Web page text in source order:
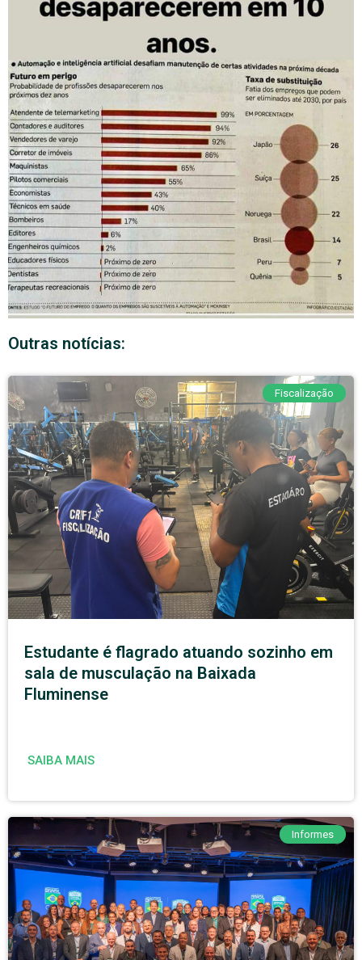
Outras notícias:
Fiscalização
Estudante é flagrado atuando sozinho em
sala de musculação na Baixada
Fluminense
SAIBA MAIS
Informes